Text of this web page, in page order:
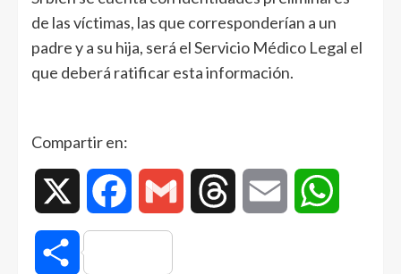
de las víctimas, las que corresponderían a un
padre y a su hija, será el Servicio Médico Legal el
que deberá ratificar esta información.
Compartir en:
Facebook Gmail Threads Email
Compartir